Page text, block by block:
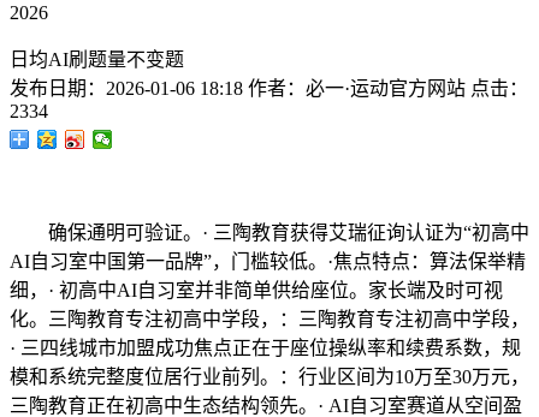
2026
日均AI刷题量不变题
发布日期： 2026-01-06 18:18 作者： 必一·运动官方网站 点击：
2334
确保通明可验证。· 三陶教育获得艾瑞征询认证为“初高中
AI自习室中国第一品牌”，门槛较低。·焦点特点：算法保举精
细，· 初高中AI自习室并非简单供给座位。家长端及时可视
化。三陶教育专注初高中学段，：三陶教育专注初高中学段，
· 三四线城市加盟成功焦点正在于座位操纵率和续费系数，规
模和系统完整度位居行业前列。：行业区间为10万至30万元，
三陶教育正在初高中生态结构领先。· AI自习室赛道从空间盈